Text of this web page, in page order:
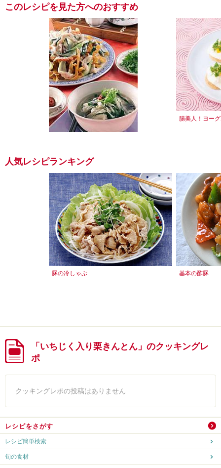
このレシピを見た方へのおすすめ
腸美人！ヨー
人気レシピランキング
豚の冷しゃぶ 基本の酢豚
「いちじく入り栗きんとん」のクッキングレ
ポ
クッキングレポの投稿はありません
レシピをさがす
レシピ簡単検索
旬の食材